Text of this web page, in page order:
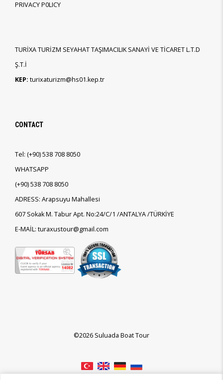
PRIVACY P0LICY
TURİXA TURİZM SEYAHAT TAŞIMACILIK SANAYİ VE TİCARET L.T.D
Ş.T.İ
KEP: turixaturizm@hs01.kep.tr
CONTACT
Tel: (+90)538 708 8050
WHATSAPP
(+90)538 708 8050
ADRESS: Arapsuyu Mahallesi
607 Sokak M. Tabur Apt. No:24/C/1 /ANTALYA /TÜRKİYE
E-MAİL: turaxustour@gmail.com
©2026 Suluada Boat Tour